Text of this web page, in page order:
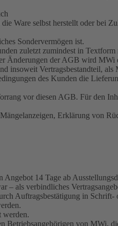
Ware selbst herstellt oder bei
Sondervermögen ist.
zuletzt zumindest in Textform
Änderungen der AGB wird
insoweit Vertragsbestandteil,
des Kunden die
vor diesen AGB. Für den
Erklärung von
14 Tage ab
– als verbindliches
Auftragsbestätigung in Schrift-
werden.
Betriebsangehörigen von MWi,